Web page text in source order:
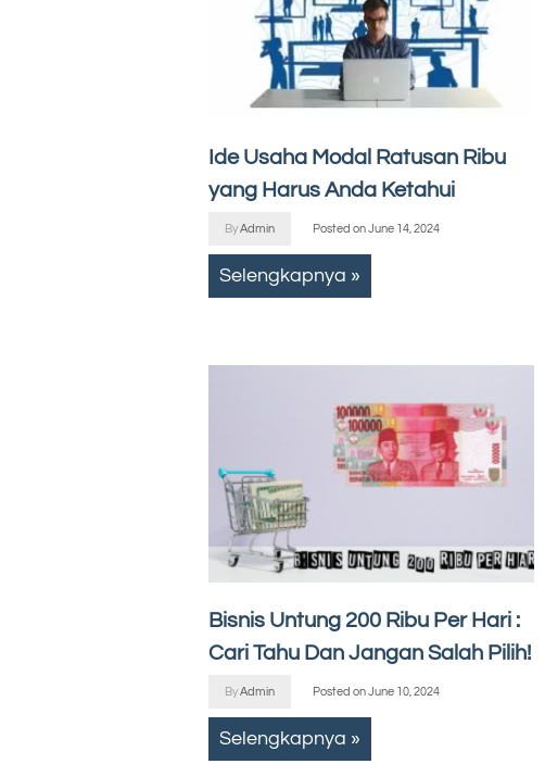
Ide Usaha Modal Ratusan Ribu
yang Harus Anda Ketahui
ByAdmin Posted onJune 14, 2024
Selengkapnya »
Bisnis Untung 200 Ribu Per Hari :
Cari Tahu Dan Jangan Salah Pilih!
ByAdmin Posted onJune 10, 2024
Selengkapnya »